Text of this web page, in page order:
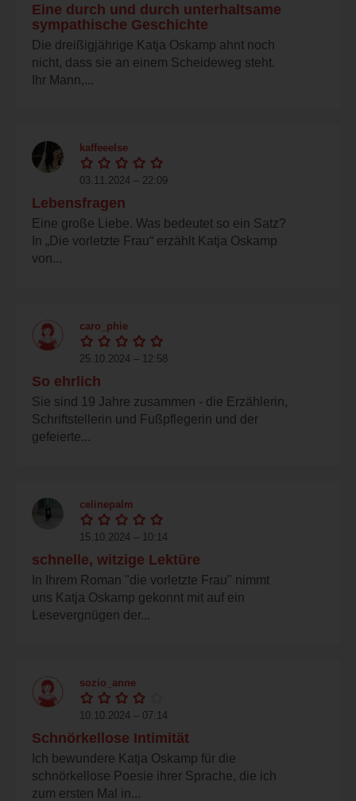
Eine durch und durch unterhaltsame
sympathische Geschichte
Die dreißigjährige Katja Oskamp ahnt noch
nicht, dass sie an einem Scheideweg steht.
Ihr Mann,...
kaffeeelse
03.11.2024 – 22:09
Lebensfragen
Eine große Liebe. Was bedeutet so ein Satz?
In „Die vorletzte Frau“ erzählt Katja Oskamp
von...
caro_phie
25.10.2024 – 12:58
So ehrlich
Sie sind 19 Jahre zusammen - die Erzählerin,
Schriftstellerin und Fußpflegerin und der
gefeierte...
celinepalm
15.10.2024 – 10:14
schnelle, witzige Lektüre
In Ihrem Roman "die vorletzte Frau" nimmt
uns Katja Oskamp gekonnt mit auf ein
Lesevergnügen der...
sozio_anne
10.10.2024 – 07:14
Schnörkellose Intimität
Ich bewundere Katja Oskamp für die
schnörkellose Poesie ihrer Sprache, die ich
zum ersten Mal in...